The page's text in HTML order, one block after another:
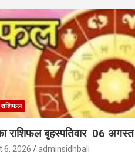
राशिफल बृहस्पतिवार 06 अगस्त
6, 2026 adminsidhbali